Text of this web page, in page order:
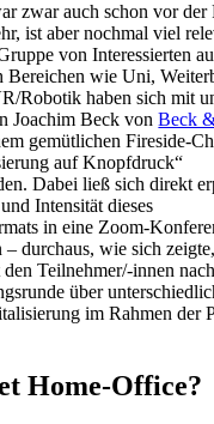
zwar auch schon vor der
ist aber nochmal viel
von Interessierten
Bereichen wie Uni,
Robotik haben sich mit
Joachim Beck vonBeck
gemütlichen Fireside-
auf Knopfdruck“
Dabei ließ sich direkt
Intensität dieses
in eine Zoom-
– durchaus, wie sich
Teilnehmer/-innen
über
im Rahmen der
Home-Office?